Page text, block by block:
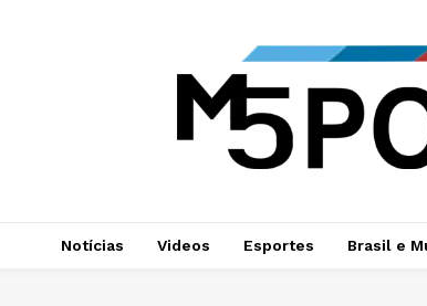
Notícias Videos Esportes Brasil e